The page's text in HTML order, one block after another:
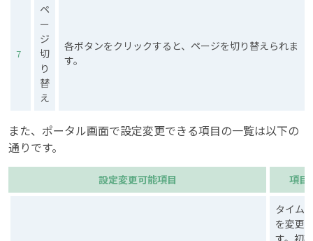
7
ペ
ー
ジ
切
り
替
え
各ボタンをクリックすると、ページを切り替えられま
す。
また、ポータル画面で設定変更できる項目の一覧は以下の
通りです。
設定変更可能項目 項目
タイム
を変更
す。初